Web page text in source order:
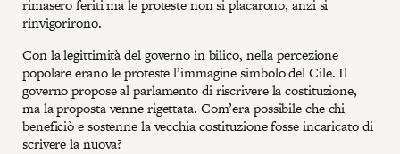
rimasero feriti ma le proteste non si placarono, anzi si
rinvigorirono.
Con la legittimità del governo in bilico, nella percezione
popolare erano le proteste l’immagine simbolo del Cile. Il
governo propose al parlamento di riscrivere la costituzione,
ma la proposta venne rigettata. Com’era possibile che chi
beneficiò e sostenne la vecchia costituzione fosse incaricato di
scrivere la nuova?